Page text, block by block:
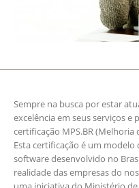
Sempre na busca por estar
excelência em seus serviços
certificação MPS.BR (Melhoria
Esta certificação é um
software desenvolvido no
realidade das empresas do